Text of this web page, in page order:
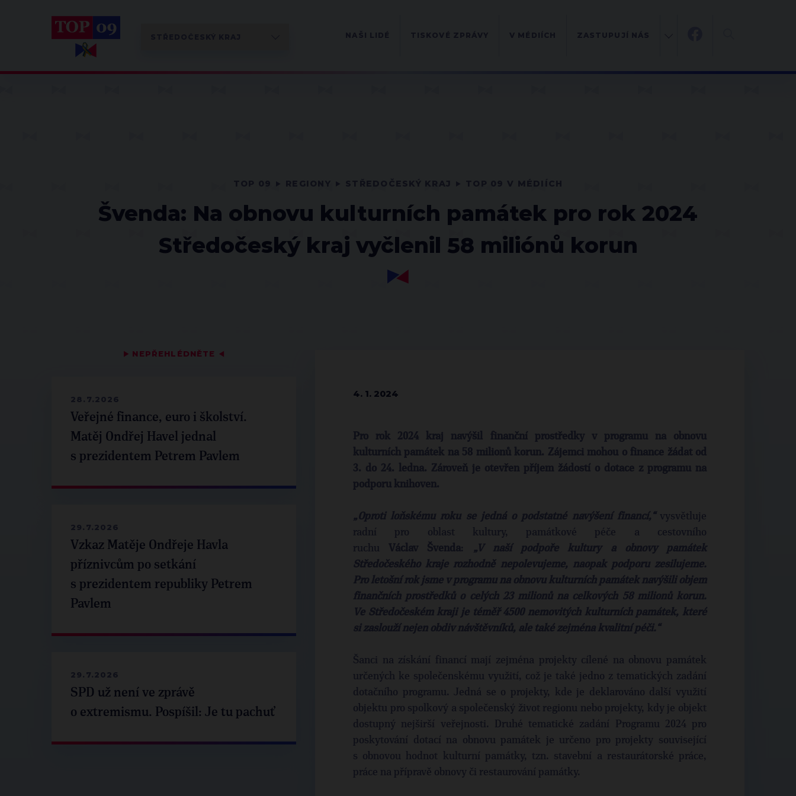
Švenda: Na obnovu kulturních památek pro rok 2024
Středočeský kraj vyčlenil 58 miliónů korun
▶ NEPŘEHLÉDNĚTE ◀
28.7.2026
Veřejné finance, euro i školství.
Matěj Ondřej Havel jednal
s prezidentem Petrem Pavlem
29.7.2026
Vzkaz Matěje Ondřeje Havla
příznivcům po setkání
s prezidentem republiky Petrem
Pavlem
29.7.2026
SPD už není ve zprávě
o extremismu. Pospíšil: Je tu pachuť
4. 1. 2024
Pro rok 2024 kraj navýšil finanční prostředky v programu na obnovu
kulturních památek na 58 milionů korun. Zájemci mohou o finance žádat od
3. do 24. ledna. Zároveň je otevřen příjem žádostí o dotace z programu na
podporu knihoven.
„Oproti loňskému roku se jedná o podstatné navýšení financí,“vysvětluje
radní pro oblast kultury, památkové péče a cestovního
ruchu Václav Švenda:
„V naší podpoře kultury a obnovy památek
Středočeského kraje rozhodně nepolevujeme, naopak podporu zesilujeme.
Pro letošní rok jsme v programu na obnovu kulturních památek navýšili objem
finančních prostředků o celých 23 milionů na celkových 58 milionů korun.
Ve Středočeském kraji je téměř 4500 nemovitých kulturních památek, které
si zaslouží nejen obdiv návštěvníků, ale také zejména kvalitní péči.“
Šanci na získání financí mají zejména projekty cílené na obnovu památek
určených ke společenskému využití, což je také jedno z tematických zadání
dotačního programu. Jedná se o projekty, kde je deklarováno další využití
objektu pro spolkový a společenský život regionu nebo projekty, kdy je objekt
dostupný nejširší veřejnosti. Druhé tematické zadání Programu 2024 pro
poskytování dotací na obnovu památek je určeno pro projekty související
s obnovou hodnot kulturní památky, tzn. stavební a restaurátorské práce,
práce na přípravě obnovy či restaurování památky.